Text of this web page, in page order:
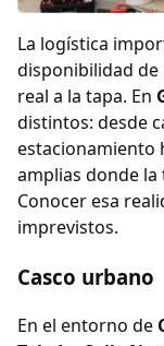
La logística
disponibilidad de
real a la tapa. En
distintos: desde
estacionamiento
amplias donde
Conocer esa
imprevistos.
Casco urbano
En el entorno de